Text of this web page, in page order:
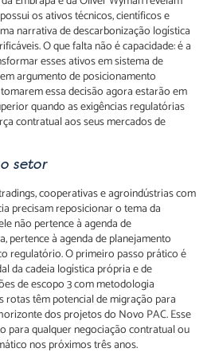
os ativos técnicos, científicos e
narrativa de descarbonização logística
O que falta não é capacidade: é a
esses ativos em sistema de
argumento de posicionamento
essa decisão agora estarão em
quando as exigências regulatórias
contratual aos seus mercados de
setor
cooperativas e agroindústrias com
precisam reposicionar o tema da
não pertence à agenda de
pertence à agenda de planejamento
regulatório. O primeiro passo prático é
da cadeia logística própria e de
de escopo 3 com metodologia
rotas têm potencial de migração para
dos projetos do Novo PAC. Esse
para qualquer negociação contratual ou
nos próximos três anos.